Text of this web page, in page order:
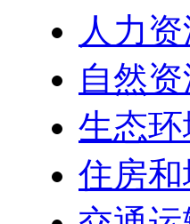
人力
自然
生态
住房